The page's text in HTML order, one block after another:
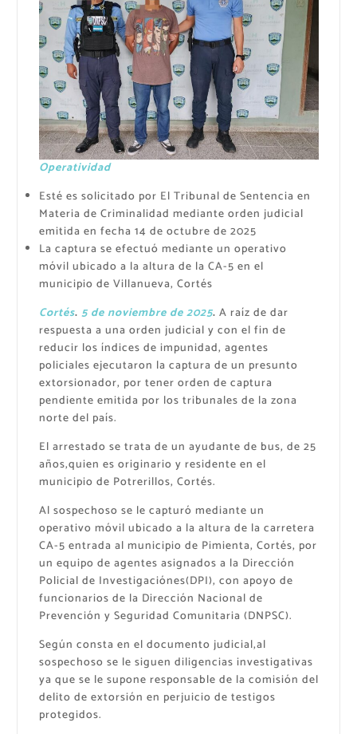
Operatividad
Esté es solicitado por El Tribunal de Sentencia en
Materia de Criminalidad mediante orden judicial
emitida en fecha 14 de octubre de 2025
La captura se efectuó mediante un operativo
móvil ubicado a la altura de la CA-5 en el
municipio de Villanueva, Cortés
Cortés. 5 de noviembre de 2025. A raíz de dar
respuesta a una orden judicial y con el fin de
reducir los índices de impunidad, agentes
policiales ejecutaron la captura de un presunto
extorsionador, por tener orden de captura
pendiente emitida por los tribunales de la zona
norte del país.
El arrestado se trata de un ayudante de bus, de 25
años,quien es originario y residente en el
municipio de Potrerillos, Cortés.
Al sospechoso se le capturó mediante un
operativo móvil ubicado a la altura de la carretera
CA-5 entrada al municipio de Pimienta, Cortés, por
un equipo de agentes asignados a la Dirección
Policial de Investigaciónes(DPI), con apoyo de
funcionarios de la Dirección Nacional de
Prevención y Seguridad Comunitaria (DNPSC).
Según consta en el documento judicial,al
sospechoso se le siguen diligencias investigativas
ya que se le supone responsable de la comisión del
delito de extorsión en perjuicio de testigos
protegidos.